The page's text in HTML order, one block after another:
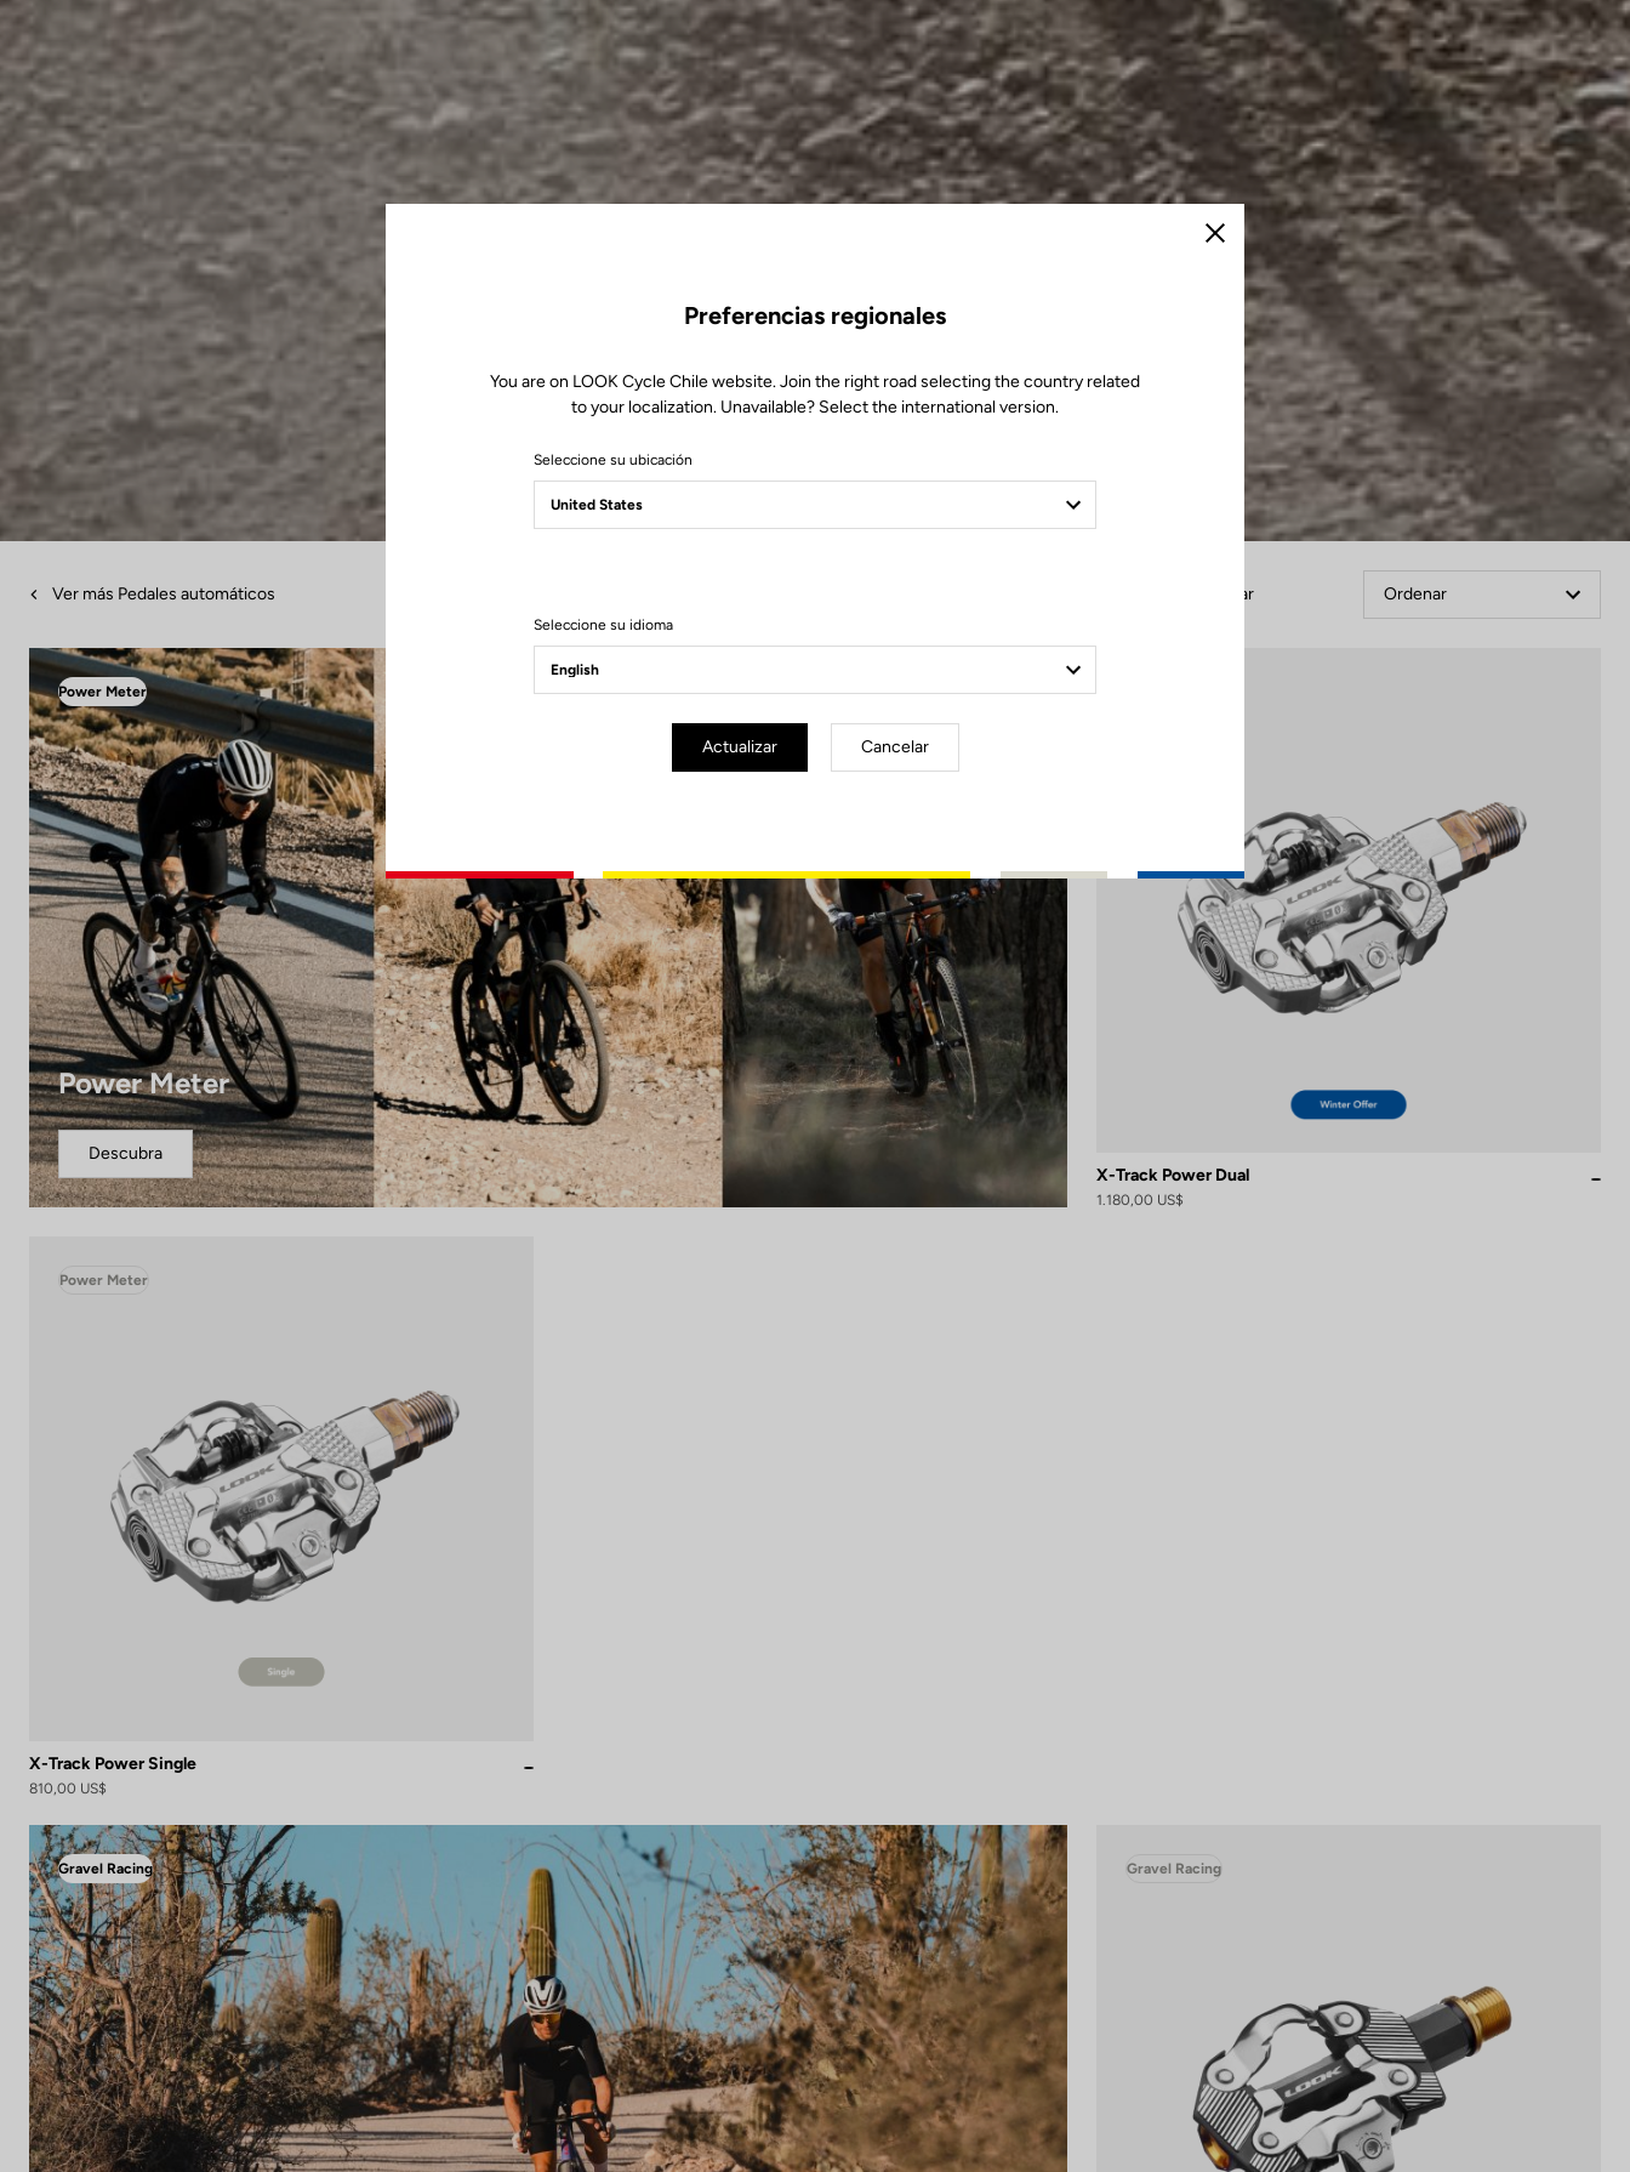
Ver más Pedales automáticos Filtrar Ordenar
Power Meter
Power Meter
Descubra
X-Track Power Dual
1.180,00 US$
Power Meter
X-Track Power Single
810,00 US$
Gravel Racing Gravel Racing
Cerrar
Preferencias regionales
You are on LOOK Cycle Chile website. Join the right road selecting the country related
to your localization. Unavailable? Select the international version.
Seleccione su ubicación
Seleccione su idioma
Actualizar Cancelar